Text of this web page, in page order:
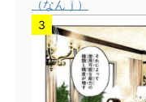
（なんｊ）